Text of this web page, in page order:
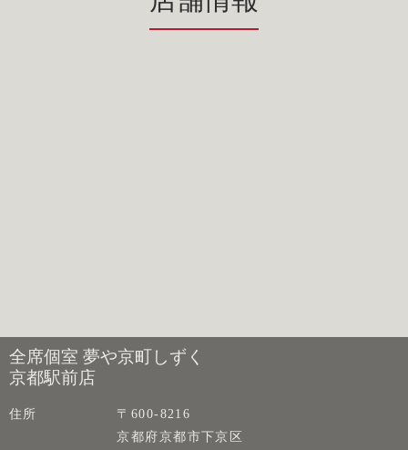
全席個室 夢や京町しずく
京都駅前店
住所
〒600-8216
京都府京都市下京区